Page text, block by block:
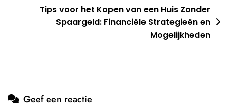
Tips voor het Kopen van een Huis Zonder
Spaargeld: Financiële Strategieën en
Mogelijkheden
Geef een reactie